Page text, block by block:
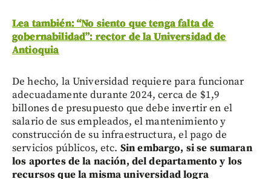
Lea también: “No siento que tenga falta de
gobernabilidad”: rector de la Universidad de
Antioquia
De hecho, la Universidad requiere para funcionar
adecuadamente durante 2024, cerca de $1,9
billones de presupuesto que debe invertir en el
salario de sus empleados, el mantenimiento y
construcción de su infraestructura, el pago de
servicios públicos, etc. Sin embargo, si se sumaran
los aportes de la nación, del departamento y los
recursos que la misma universidad logra